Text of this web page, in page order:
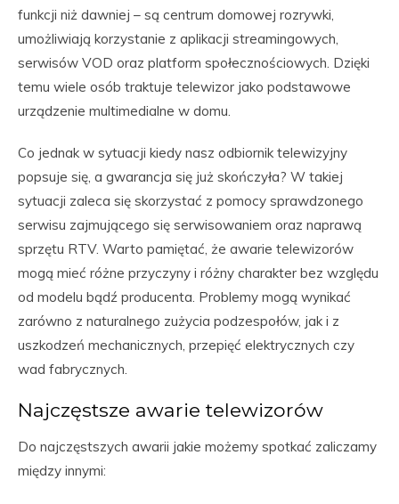
funkcji niż dawniej – są centrum domowej rozrywki,
umożliwiają korzystanie z aplikacji streamingowych,
serwisów VOD oraz platform społecznościowych. Dzięki
temu wiele osób traktuje telewizor jako podstawowe
urządzenie multimedialne w domu.
Co jednak w sytuacji kiedy nasz odbiornik telewizyjny
popsuje się, a gwarancja się już skończyła? W takiej
sytuacji zaleca się skorzystać z pomocy sprawdzonego
serwisu zajmującego się serwisowaniem oraz naprawą
sprzętu RTV. Warto pamiętać, że awarie telewizorów
mogą mieć różne przyczyny i różny charakter bez względu
od modelu bądź producenta. Problemy mogą wynikać
zarówno z naturalnego zużycia podzespołów, jak i z
uszkodzeń mechanicznych, przepięć elektrycznych czy
wad fabrycznych.
Najczęstsze awarie telewizorów
Do najczęstszych awarii jakie możemy spotkać zaliczamy
między innymi: